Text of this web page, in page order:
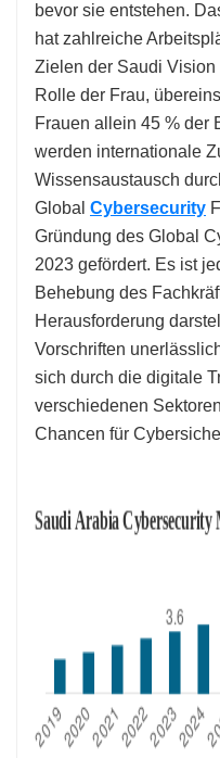
bevor sie entstehen.
hat zahlreiche
Zielen der Saudi
Rolle der Frau,
Frauen allein 45 % der
werden internationale
Wissensaustausch
Global Cybersecurity
Gründung des Global
2023 gefördert. Es ist
Behebung des
Herausforderung
Vorschriften
sich durch die digitale
verschiedenen
Chancen für